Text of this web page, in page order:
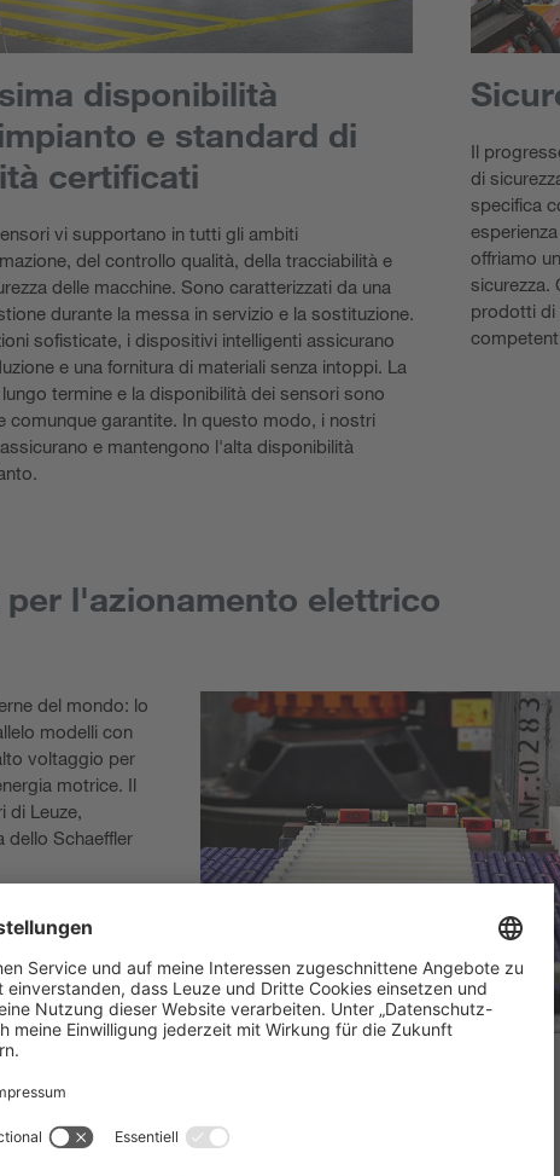
disponibilità
e standard di
certificati
vi supportano in tutti gli ambiti
del controllo qualità, della tracciabilità e
delle macchine. Sono caratterizzati da una
durante la messa in servizio e la sostituzione.
sofisticate, i dispositivi intelligenti assicurano
e una fornitura di materiali senza intoppi. La
termine e la disponibilità dei sensori sono
comunque garantite. In questo modo, i nostri
e mantengono l'alta disponibilità
Il
di
specifica
offriamo
sicurezza.
prodotti di
l'azionamento elettrico
del mondo: lo
modelli con
voltaggio per
motrice. Il
Leuze,
dello Schaeffler